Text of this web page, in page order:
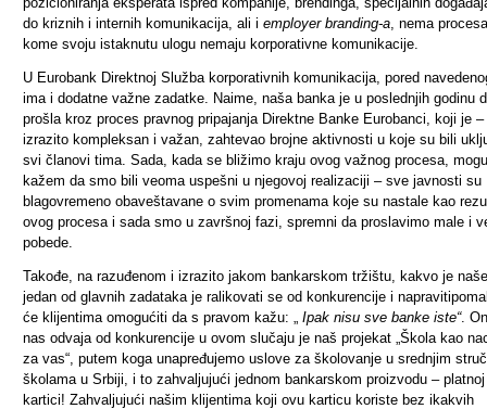
do kriznih i internih komunikacija, ali i employer branding-a, nema
kome svoju istaknutu ulogu nemaju korporativne komunikacije.
U Eurobank Direktnoj Služba korporativnih komunikacija, pored
ima i dodatne važne zadatke. Naime, naša banka je u poslednjih godinu
prošla kroz proces pravnog pripajanja Direktne Banke Eurobanci, koji je –
izrazito kompleksan i važan, zahtevao brojne aktivnosti u koje su bili
svi članovi tima. Sada, kada se bližimo kraju ovog važnog procesa,
kažem da smo bili veoma uspešni u njegovoj realizaciji – sve javnosti su
blagovremeno obaveštavane o svim promenama koje su nastale kao
ovog procesa i sada smo u završnoj fazi, spremni da proslavimo male i
pobede.
Takođe, na razuđenom i izrazito jakom bankarskom tržištu, kakvo je
jedan od glavnih zadataka je ralikovati se od konkurencije i
će klijentima omogućiti da s pravom kažu: „ Ipak nisu sve banke iste“.
nas odvaja od konkurencije u ovom slučaju je naš projekat „Škola kao
za vas“, putem koga unapređujemo uslove za školovanje u srednjim
školama u Srbiji, i to zahvaljujući jednom bankarskom proizvodu – platnoj
kartici! Zahvaljujući našim klijentima koji ovu karticu koriste bez ikakvih